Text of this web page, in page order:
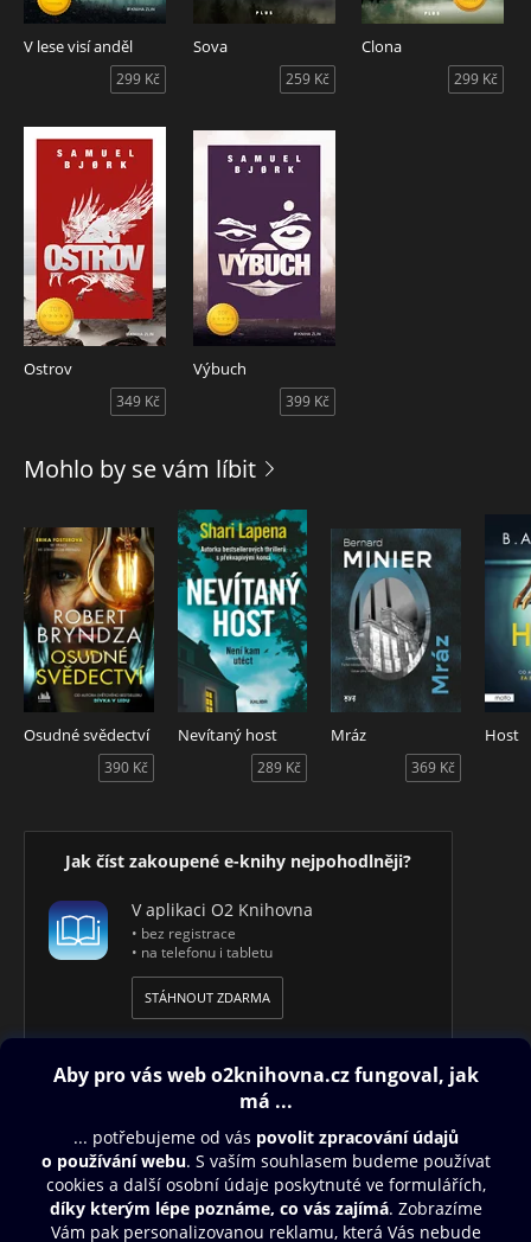
V lese visí anděl
299 Kč
Sova
259 Kč
Clona
299 Kč
Ostrov
349 Kč
Výbuch
399 Kč
Mohlo by se vám líbit
Osudné svědectví
390 Kč
Nevítaný host
289 Kč
Mráz
369 Kč
Host
Jak číst zakoupené e-knihy nejpohodlněji?
V aplikaci O2 Knihovna
• bez registrace
• na telefonu i tabletu
STÁHNOUT ZDARMA
Obsah ke stažení
Moje O2 Knihovna